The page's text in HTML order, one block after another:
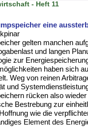
- Heft 11
eine
gelten manchen
und langen
zur
haben sich
Weg von reinen
und
rücken also
Bestrebung zur
wie die
Element des